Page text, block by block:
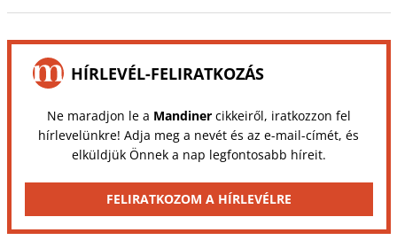
HÍRLEVÉL-FELIRATKOZÁS
Ne maradjon le a Mandinercikkeiről, iratkozzon fel
hírlevelünkre! Adja meg a nevét és az e-mail-címét, és
elküldjük Önnek a nap legfontosabb híreit.
FELIRATKOZOM A HÍRLEVÉLRE